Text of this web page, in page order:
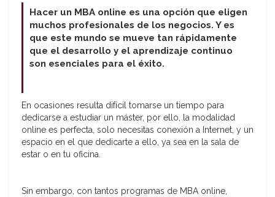
Hacer un MBA online es una opción que eligen
muchos profesionales de los negocios. Y es
que este mundo se mueve tan rápidamente
que el desarrollo y el aprendizaje continuo
son esenciales para el éxito.
En ocasiones resulta difícil tomarse un tiempo para
dedicarse a estudiar un máster, por ello, la modalidad
online es perfecta, solo necesitas conexión a Internet, y un
espacio en el que dedicarte a ello, ya sea en la sala de
estar o en tu oficina.
Sin embargo, con tantos programas de MBA online,